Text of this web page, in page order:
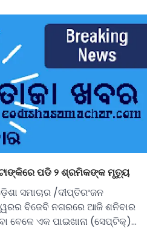
ଟାଙ୍କିରେ ପଡି ୨ ଶ୍ରମିକଙ୍କ ମୃତ୍ୟୁ
ସମାଚାର /ଦୀପ୍ତିରଂଜନ
ବିଜେବି ନଗରରେ ଆଜି ଶନିବାର
ବେଳେ ଏକ ପାଇଖାନା (ସେପ୍ଟିକ୍)…